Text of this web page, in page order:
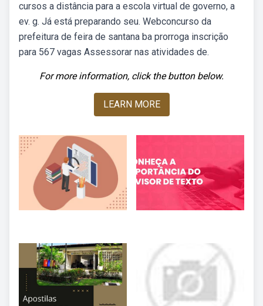
cursos a distância para a escola virtual de governo, a
ev. g. Já está preparando seu. Webconcurso da
prefeitura de feira de santana ba prorroga inscrição
para 567 vagas Assessorar nas atividades de.
For more information, click the button below.
LEARN MORE